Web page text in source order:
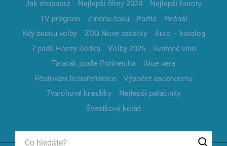
Jak zhubnout Nejlepší filmy 2024
Nejlepší horory
TV program
Změna času Partie
Počasí
Kdy budou volby
ZOO Nové začátky
Auto – katalog
7 pádů Honzy Dědka
Volby 2025
Svařené víno
Tatarák podle Pohlreicha
Aloe vera
Pěstování lichořeřišnice
Výpočet ascendentu
Tvarohové knedlíky
Nejlepší palačinky
Švestkový koláč